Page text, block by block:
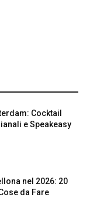
Cocktail
e Speakeasy
nel 2026: 20
da Fare